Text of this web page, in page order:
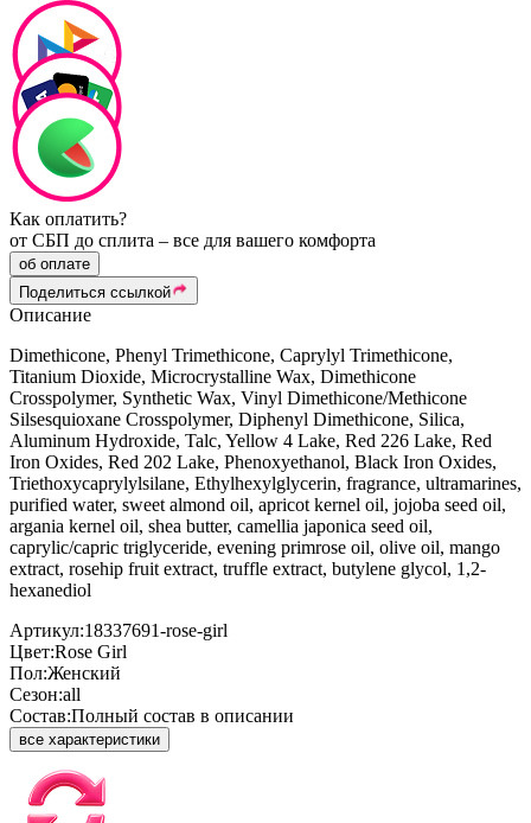
Как оплатить?
от СБП до сплита – все для вашего комфорта
об оплате
Поделиться ссылкой
Описание
Dimethicone, Phenyl Trimethicone, Caprylyl Trimethicone,
Titanium Dioxide, Microcrystalline Wax, Dimethicone
Crosspolymer, Synthetic Wax, Vinyl Dimethicone/Methicone
Silsesquioxane Crosspolymer, Diphenyl Dimethicone, Silica,
Aluminum Hydroxide, Talc, Yellow 4 Lake, Red 226 Lake, Red
Iron Oxides, Red 202 Lake, Phenoxyethanol, Black Iron Oxides,
Triethoxycaprylylsilane, Ethylhexylglycerin, fragrance, ultramarines,
purified water, sweet almond oil, apricot kernel oil, jojoba seed oil,
argania kernel oil, shea butter, camellia japonica seed oil,
caprylic/capric triglyceride, evening primrose oil, olive oil, mango
extract, rosehip fruit extract, truffle extract, butylene glycol, 1,2-
hexanediol
Артикул:18337691-rose-girl
Цвет:Rose Girl
Пол:Женский
Сезон:all
Состав:Полный состав в описании
все характеристики